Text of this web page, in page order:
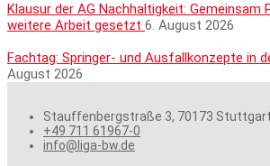
Klausur der AG Nachhaltigkeit: Gemeinsam
weitere Arbeit gesetzt 6. August 2026
Fachtag: Springer- und Ausfallkonzepte in
August 2026
Stauffenbergstraße 3, 70173 Stuttgart
+49 711 61967-0
info@liga-bw.de